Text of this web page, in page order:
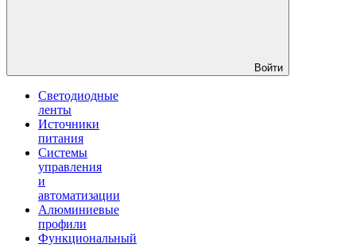
Войти
Светодиодные
ленты
Источники
питания
Системы
управления
и
автоматизации
Алюминиевые
профили
Функциональный